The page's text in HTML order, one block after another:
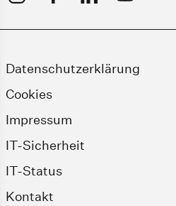
Datenschutzerklärung
Cookies
Impressum
IT-Sicherheit
IT-Status
Kontakt